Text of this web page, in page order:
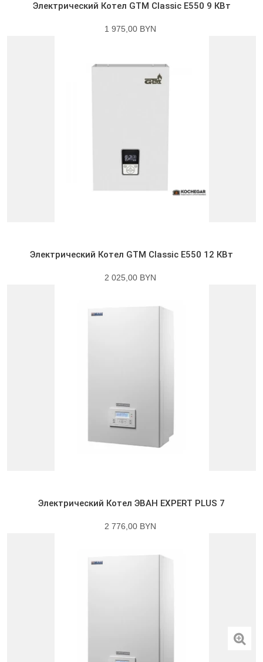
Электрический Котел GTM Classic E550 9 КВт
1 975,00 BYN
Электрический Котел GTM Classic E550 12 КВт
2 025,00 BYN
Электрический Котел ЭВАН EXPERT PLUS 7
2 776,00 BYN